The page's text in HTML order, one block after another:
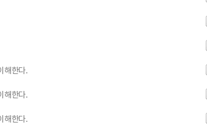
해한다.
해한다.
해한다.